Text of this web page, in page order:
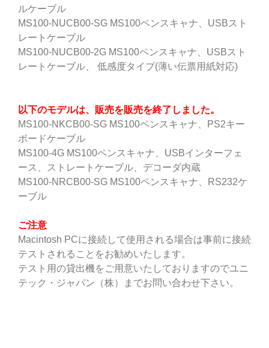
ルケーブル
MS100-NUCB00-SG MS100ペンスキャナ、USBスト
レートケーブル
MS100-NUCB00-2G MS100ペンスキャナ、USBスト
レートケーブル、 低感度タイプ(薄い伝票用紙対応)
以下のモデルは、販売を販売を終了しました。
MS100-NKCB00-SG MS100ペンスキャナ、PS2キー
ボードケーブル
MS100-4G MS100ペンスキャナ、USBインターフェ
ース、ストレートケーブル、デコーダ内蔵
MS100-NRCB00-SG MS100ペンスキャナ、RS232ケ
ーブル
ご注意
Macintosh PCに接続して使用される場合は事前に接続
テストされることをお勧めいたします。
テスト用の貸出機をご用意いたしておりますのでユニ
テック・ジャパン（株）までお問い合わせ下さい。